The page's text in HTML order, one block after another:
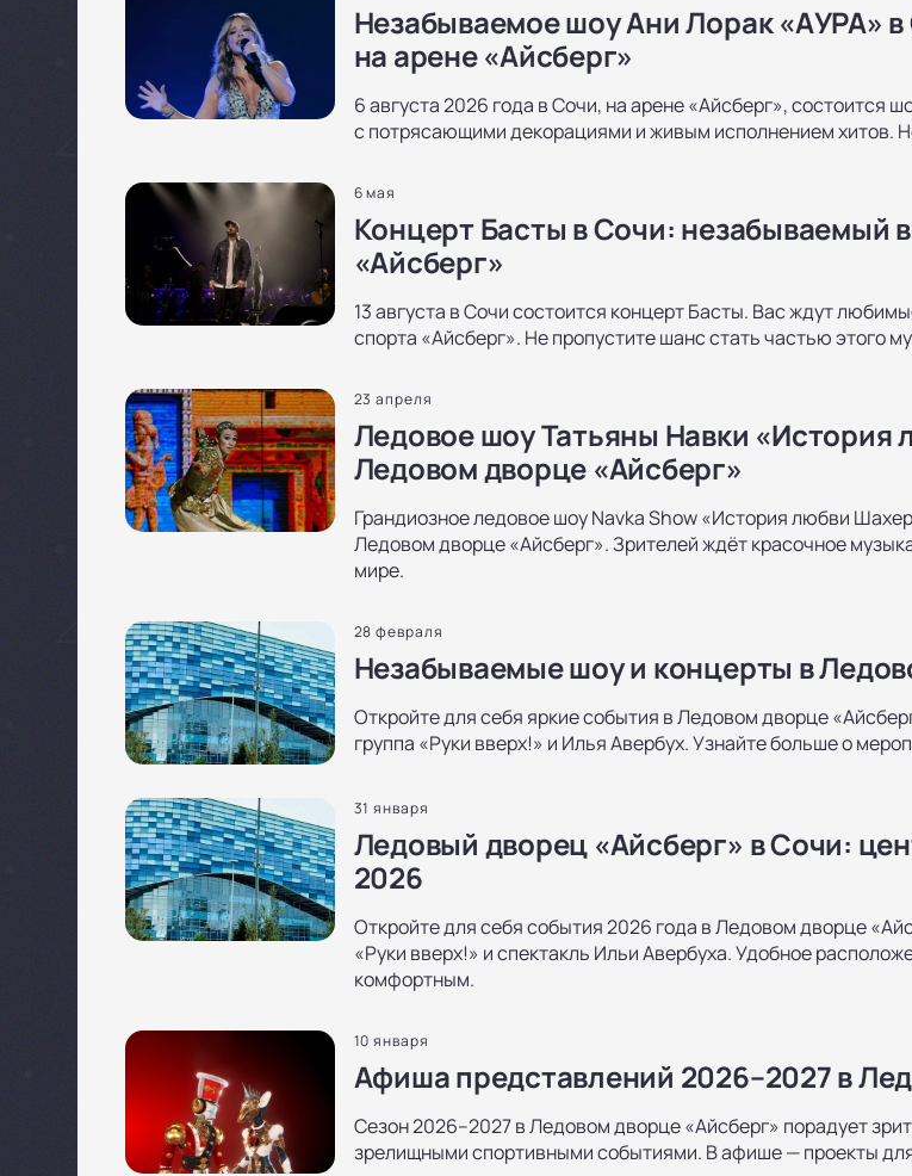
Незабываемое шоу Ани Лорак «АУРА»
на арене «Айсберг»
6 августа 2026 года в Сочи, на арене «Айсберг», состоится
с потрясающими декорациями и живым исполнением хитов.
6 мая
Концерт Басты в Сочи: незабываемый
«Айсберг»
13 августа в Сочи состоится концерт Басты. Вас ждут
спорта «Айсберг». Не пропустите шанс стать частью этого
23 апреля
Ледовое шоу Татьяны Навки «История
Ледовом дворце «Айсберг»
Грандиозное ледовое шоу Navka Show «История любви
Ледовом дворце «Айсберг». Зрителей ждёт красочное
мире.
28 февраля
Незабываемые шоу и концерты в
Откройте для себя яркие события в Ледовом дворце
группа «Руки вверх!» и Илья Авербух. Узнайте больше о
31 января
Ледовый дворец «Айсберг» в Сочи:
2026
Откройте для себя события 2026 года в Ледовом дворце
«Руки вверх!» и спектакль Ильи Авербуха. Удобное
комфортным.
10 января
Афиша представлений 2026–2027 в
Сезон 2026–2027 в Ледовом дворце «Айсберг» порадует
зрелищными спортивными событиями. В афише — проекты